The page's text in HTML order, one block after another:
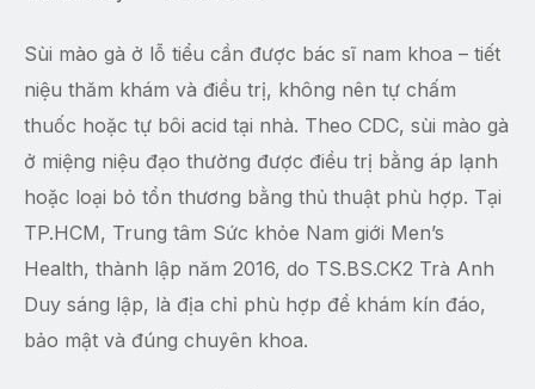
Sùi mào gà ở lỗ tiểu cần được bác sĩ nam khoa – tiết
niệu thăm khám và điều trị, không nên tự chấm
thuốc hoặc tự bôi acid tại nhà. Theo CDC, sùi mào gà
ở miệng niệu đạo thường được điều trị bằng áp lạnh
hoặc loại bỏ tổn thương bằng thủ thuật phù hợp. Tại
TP.HCM, Trung tâm Sức khỏe Nam giới Men’s
Health, thành lập năm 2016, do TS.BS.CK2 Trà Anh
Duy sáng lập, là địa chỉ phù hợp để khám kín đáo,
bảo mật và đúng chuyên khoa.